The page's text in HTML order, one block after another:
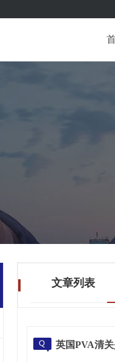
文章列表
英国PVA清